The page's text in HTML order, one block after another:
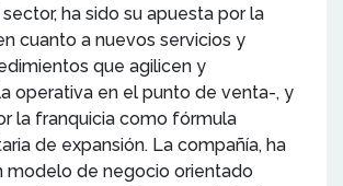
ha sido su apuesta por la
cuanto a nuevos servicios y
que agilicen y
operativa en el punto de venta-, y
la franquicia como fórmula
de expansión. La compañía, ha
modelo de negocio orientado